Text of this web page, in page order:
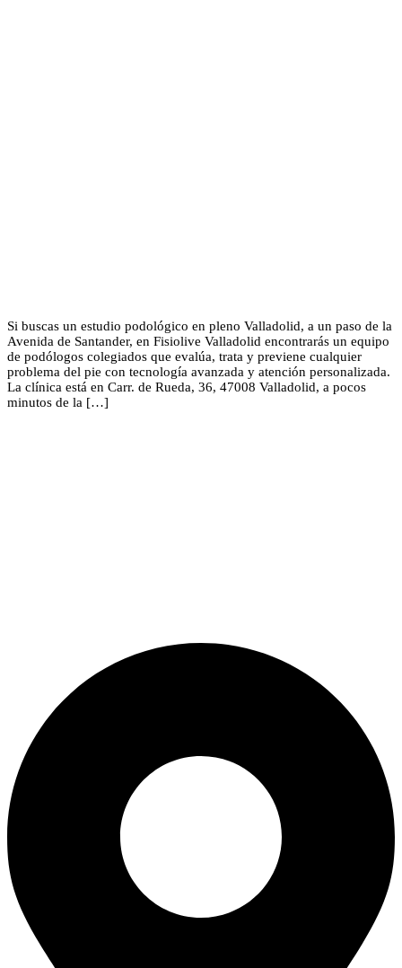
Si buscas un estudio podológico en pleno Valladolid, a un paso de la
Avenida de Santander, en Fisiolive Valladolid encontrarás un equipo
de podólogos colegiados que evalúa, trata y previene cualquier
problema del pie con tecnología avanzada y atención personalizada.
La clínica está en Carr. de Rueda, 36, 47008 Valladolid, a pocos
minutos de la […]